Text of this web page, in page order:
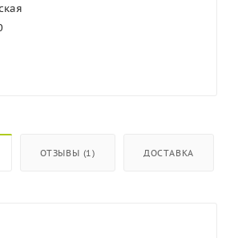
ОТЗЫВЫ (1) ДОСТАВКА